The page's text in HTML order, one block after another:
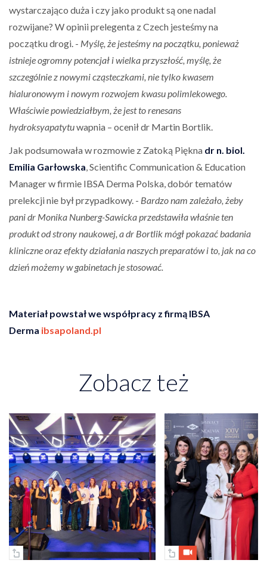
wystarczająco duża i czy jako produkt są one nadal
rozwijane? W opinii prelegenta z Czech jesteśmy na
początku drogi. - Myślę, że jesteśmy na początku, ponieważ
istnieje ogromny potencjał i wielka przyszłość, myślę, że
szczególnie z nowymi cząsteczkami, nie tylko kwasem
hialuronowym i nowym rozwojem kwasu polimlekowego.
Właściwie powiedziałbym, że jest to renesans
hydroksyapatytuwapnia – ocenił dr Martin Bortlik.
Jak podsumowała w rozmowie z Zatoką Piękna dr n. biol.
Emilia Garłowska, Scientific Communication & Education
Manager w firmie IBSA Derma Polska, dobór tematów
prelekcji nie był przypadkowy. - Bardzo nam zależało, żeby
pani dr Monika Nunberg-Sawickaprzedstawiła właśnie ten
produkt od strony naukowej, a dr Bortlik mógł pokazać badania
kliniczne oraz efekty działania naszych preparatów i to, jak na co
dzień możemy w gabinetach je stosować.
Materiał powstał we współpracy z firmą IBSA
Derma ibsapoland.pl
Zobacz też